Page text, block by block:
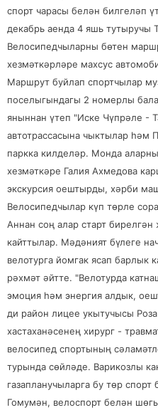
спорт чарасы белән билгеләп
декабрь аенда 4 яшь тутыручы
Велосипедчыларны бөтен
хезмәткәрләре махсус
Маршрут буйлап спортчылар
поселыгындагы 2 номерлы
яныннан үтеп "Иске Чүпрәле -
автотрассасына чыктылар һәм
паркка килделәр. Монда
хезмәткәре Галия Ахмедова
экскурсия оештырды, хәрби
Велосипедчылар күп төрле
Аннан соң алар старт
кайттылар. Мәдәният бүлеге
велотурга йомгак ясап барлык
рәхмәт әйтте. "Велотурда
эмоция һәм энергия алдык,
ди район лицее укытучысы
хастаханәсенең хирург -
велосипед спортының
турында сөйләде. Варикозлы
газапланучыларга бу төр
Гомумән, велоспорт белән